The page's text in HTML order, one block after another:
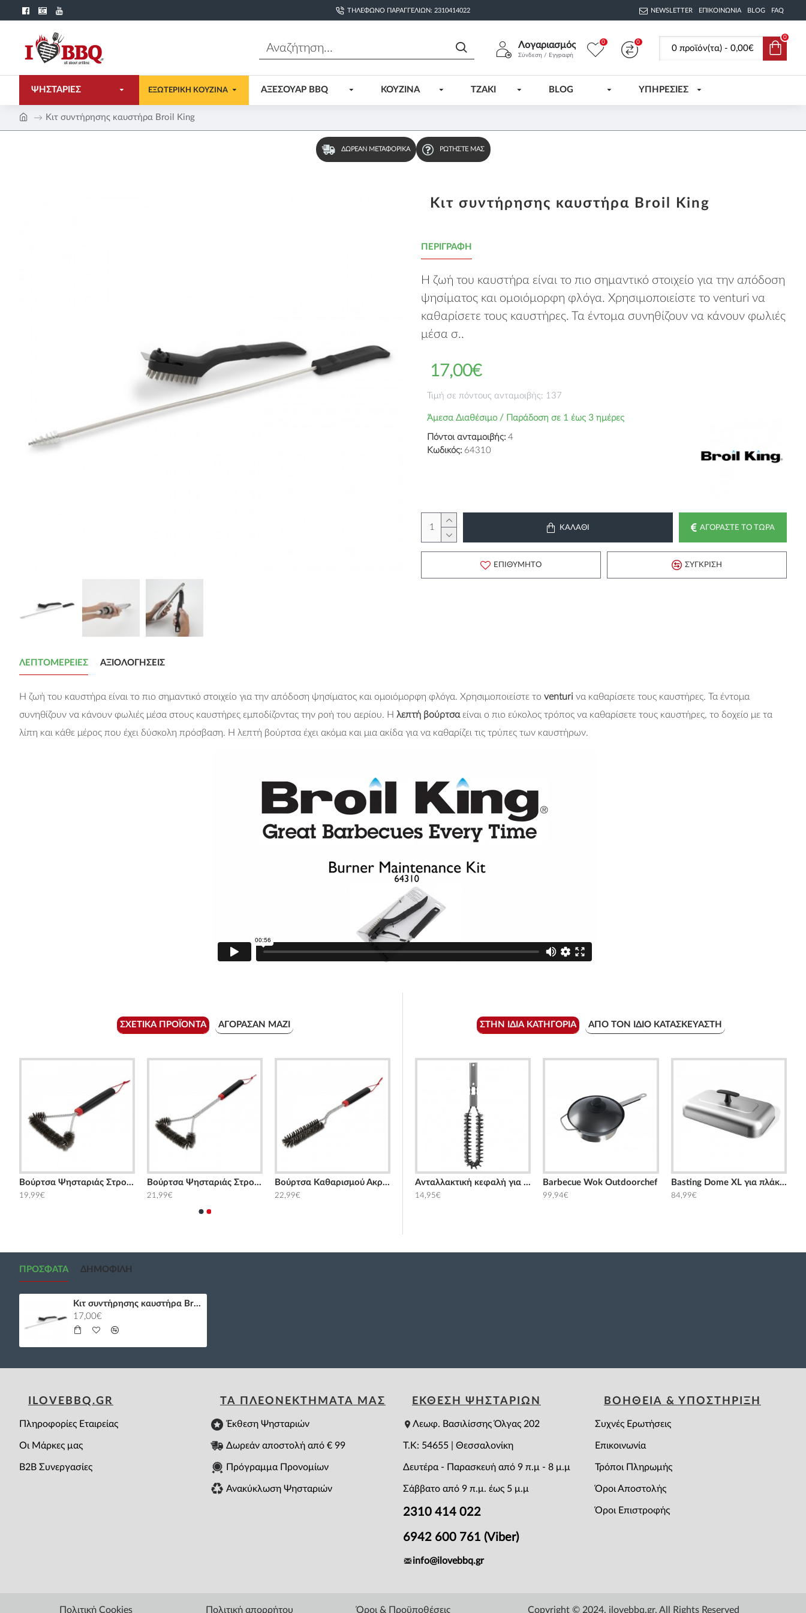
ΤΗΛΈΦΩΝΟ ΠΑΡΑΓΓΕΛΙΏΝ: 2310414022 NEWSLETTER ΕΠΙΚΟΙΝΩΝΊΑ BLOG FAQ
Λογαριασμός
Σύνδεση / Εγγραφή
0 0
0 προϊόν(τα) - 0,00€
0
ΨΗΣΤΑΡΙΕΣ ΕΞΩΤΕΡΙΚΗ ΚΟΥΖΙΝΑ ΑΞΕΣΟΥΑΡ BBQ ΚΟΥΖΙΝΑ ΤΖΑΚΙ BLOG ΥΠΗΡΕΣΙΕΣ
Κιτ συντήρησης καυστήρα Broil King
ΔΩΡΕΆΝ ΜΕΤΑΦΟΡΙΚΆ ΡΩΤΉΣΤΕ ΜΑΣ
Κιτ συντήρησης καυστήρα Broil King
ΠΕΡΙΓΡΑΦΉ
Η ζωή του καυστήρα είναι το πιο σημαντικό στοιχείο για την απόδοση
ψησίματος και ομοιόμορφη φλόγα. Χρησιμοποιείστε το venturi να
καθαρίσετε τους καυστήρες. Τα έντομα συνηθίζουν να κάνουν φωλιές
μέσα σ..
Άμεσα Διαθέσιμο / Παράδοση σε 1 έως 3 ημέρες
Πόντοι ανταμοιβής: 4
Κωδικός: 64310
17,00€
Τιμή σε πόντους ανταμοιβής: 137
ΚΑΛΆΘΙ ΑΓΟΡΆΣΤΕ ΤΟ ΤΏΡΑ
ΕΠΙΘΥΜΗΤΌ ΣΎΓΚΡΙΣΗ
ΛΕΠΤΟΜΈΡΕΙΕΣ ΑΞΙΟΛΟΓΉΣΕΙΣ
Η ζωή του καυστήρα είναι το πιο σημαντικό στοιχείο για την απόδοση ψησίματος και ομοιόμορφη φλόγα. Χρησιμοποιείστε το venturi να καθαρίσετε τους καυστήρες. Τα έντομα
συνηθίζουν να κάνουν φωλιές μέσα στους καυστήρες εμποδίζοντας την ροή του αερίου. Η λεπτή βούρτσα είναι ο πιο εύκολος τρόπος να καθαρίσετε τους καυστήρες, το δοχείο με τα
λίπη και κάθε μέρος που έχει δύσκολη πρόσβαση. Η λεπτή βούρτσα έχει ακόμα και μια ακίδα για να καθαρίζει τις τρύπες των καυστήρων.
ΣΧΕΤΙΚΆ ΠΡΟΪΌΝΤΑ ΑΓΌΡΑΣΑΝ ΜΑΖΊ
Βούρτσα Ψησταριάς Στρογγυλή 30εκ. Weber
19,99€
Βούρτσα Ψησταριάς Στρογγυλή 46εκ. Weber
21,99€
Βούρτσα Καθαρισμού Ακριβείας, 46εκ. Weber
22,99€
ΣΤΗΝ ΊΔΙΑ ΚΑΤΗΓΟΡΊΑ ΑΠΌ ΤΟΝ ΊΔΙΟ ΚΑΤΑΣΚΕΥΑΣΤΉ
Aνταλλακτική κεφαλή για Βούρτσα καθαρισμού Smoke Outdoorchef
14,95€
Barbecue Wok Outdoorchef
99,94€
Basting Dome XL για πλάκα ψησίματος Weber
84,99€
ΠΡΌΣΦΑΤΑ ΔΗΜΟΦΙΛΉ
Κιτ συντήρησης καυστήρα Broil King
17,00€
ILOVEBBQ.GR
Πληροφορίες Εταιρείας
Οι Μάρκες μας
B2B Συνεργασίες
ΤΑ ΠΛΕΟΝΕΚΤΗΜΑΤΑ ΜΑΣ
Έκθεση Ψησταριών
Δωρεάν αποστολή από € 99
Πρόγραμμα Προνομίων
Ανακύκλωση Ψησταριών
ΕΚΘΕΣΗ ΨΗΣΤΑΡΙΩΝ
Λεωφ. Βασιλίσσης Όλγας 202
T.K: 54655 | Θεσσαλονίκη
Δευτέρα - Παρασκευή από 9 π.μ - 8 μ.μ
Σάββατο από 9 π.μ. έως 5 μ.μ
2310 414 022
6942 600 761 (Viber)
info@ilovebbq.gr
ΒΟΗΘΕΙΑ & ΥΠΟΣΤΗΡΙΞΗ
Συχνές Ερωτήσεις
Επικοινωνία
Τρόποι Πληρωμής
Όροι Αποστολής
Όροι Επιστροφής
Πολιτική Cookies Πολιτική απορρήτου Όροι & Προϋποθέσεις Copyright © 2024, ilovebbq.gr, All Rights Reserved